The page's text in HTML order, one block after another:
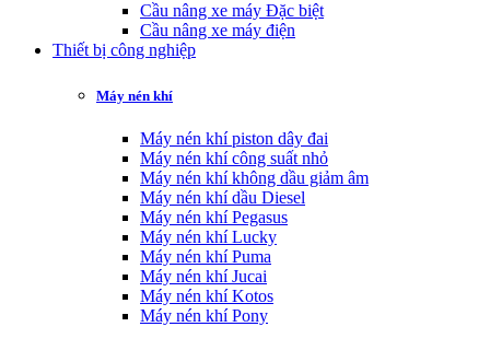
Cầu nâng xe máy Đặc biệt
Cầu nâng xe máy điện
Thiết bị công nghiệp
Máy nén khí
Máy nén khí piston dây đai
Máy nén khí công suất nhỏ
Máy nén khí không dầu giảm âm
Máy nén khí dầu Diesel
Máy nén khí Pegasus
Máy nén khí Lucky
Máy nén khí Puma
Máy nén khí Jucai
Máy nén khí Kotos
Máy nén khí Pony